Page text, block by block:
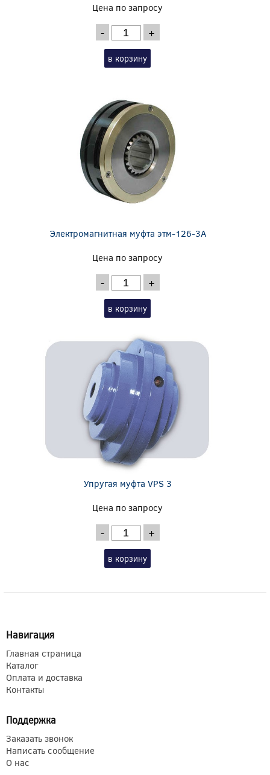
Цена по запросу
- +
в корзину
Электромагнитная муфта этм-126-3А
Цена по запросу
- +
в корзину
Упругая муфта VPS 3
Цена по запросу
- +
в корзину
Навигация
Главная страница
Каталог
Оплата и доставка
Контакты
Поддержка
Заказать звонок
Написать сообщение
О нас